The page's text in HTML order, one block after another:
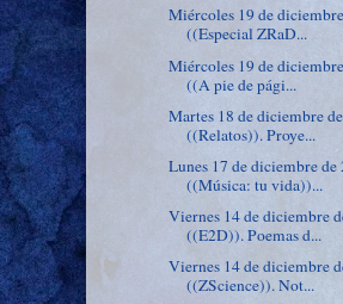
Miércoles 19 de
((Especial ZRaD...
Miércoles 19 de
((A pie de pági...
Martes 18 de diciembre
((Relatos)). Proye...
Lunes 17 de diciembre de
((Música: tu vida))...
Viernes 14 de diciembre
((E2D)). Poemas d...
Viernes 14 de diciembre
((ZScience)). Not...